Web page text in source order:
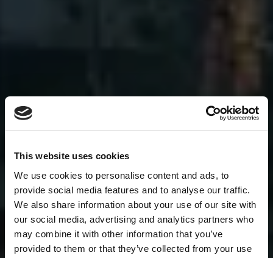
This website uses cookies
We use cookies to personalise content and ads, to
provide social media features and to analyse our traffic.
We also share information about your use of our site with
our social media, advertising and analytics partners who
may combine it with other information that you’ve
provided to them or that they’ve collected from your use